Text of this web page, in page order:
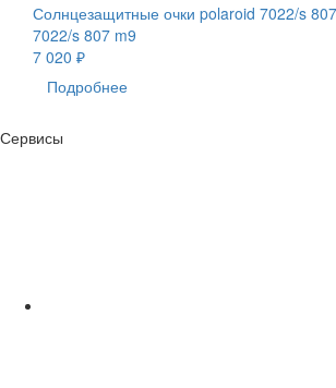
Солнцезащитные очки polaroid 7022/s
7022/s 807 m9
7 020 ₽
Подробнее
Сервисы